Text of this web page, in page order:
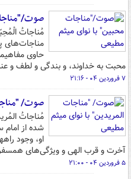
صوت/
مُناجاتُ
مناجات‌های
حاوی
محبت به خداوند، و بندگی و لطف و
۷ فروردین ۰۴ - ۲۱:۱۶
صوت/
مُناجاتُ
شده از
او، وجود
آخرت و قرب الهی و ویژگی‌های
۵ فروردین ۰۴ - ۲۱:۰۰